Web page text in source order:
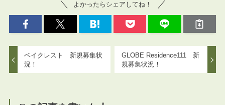
よかったらシェアしてね！
ベイクレスト 新規募集状
況！
GLOBE Residence111 新
規募集状況！